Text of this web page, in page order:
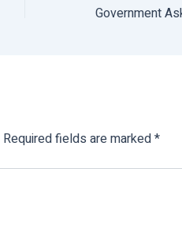
Required fields are marked*